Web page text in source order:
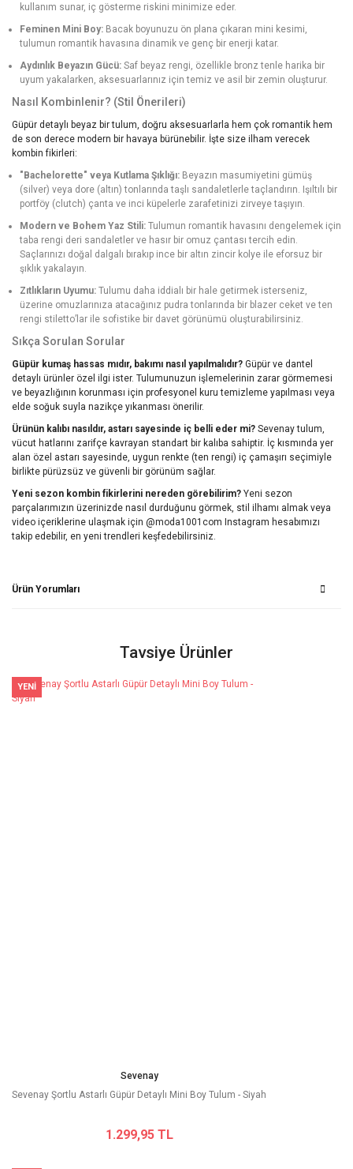
kullanım sunar, iç gösterme riskini minimize eder.
Feminen Mini Boy: Bacak boyunuzu ön plana çıkaran mini kesimi,
tulumun romantik havasına dinamik ve genç bir enerji katar.
Aydınlık Beyazın Gücü: Saf beyaz rengi, özellikle bronz tenle harika bir
uyum yakalarken, aksesuarlarınız için temiz ve asil bir zemin oluşturur.
Nasıl Kombinlenir? (Stil Önerileri)
Güpür detaylı beyaz bir tulum, doğru aksesuarlarla hem çok romantik hem
de son derece modern bir havaya bürünebilir. İşte size ilham verecek
kombin fikirleri:
"Bachelorette" veya Kutlama Şıklığı: Beyazın masumiyetini gümüş
(silver) veya dore (altın) tonlarında taşlı sandaletlerle taçlandırın. Işıltılı bir
portföy (clutch) çanta ve inci küpelerle zarafetinizi zirveye taşıyın.
Modern ve Bohem Yaz Stili: Tulumun romantik havasını dengelemek için
taba rengi deri sandaletler ve hasır bir omuz çantası tercih edin.
Saçlarınızı doğal dalgalı bırakıp ince bir altın zincir kolye ile eforsuz bir
şıklık yakalayın.
Zıtlıkların Uyumu: Tulumu daha iddialı bir hale getirmek isterseniz,
üzerine omuzlarınıza atacağınız pudra tonlarında bir blazer ceket ve ten
rengi stiletto’lar ile sofistike bir davet görünümü oluşturabilirsiniz.
Sıkça Sorulan Sorular
Güpür kumaş hassas mıdır, bakımı nasıl yapılmalıdır? Güpür ve dantel
detaylı ürünler özel ilgi ister. Tulumunuzun işlemelerinin zarar görmemesi
ve beyazlığının korunması için profesyonel kuru temizleme yapılması veya
elde soğuk suyla nazikçe yıkanması önerilir.
Ürünün kalıbı nasıldır, astarı sayesinde iç belli eder mi? Sevenay tulum,
vücut hatlarını zarifçe kavrayan standart bir kalıba sahiptir. İç kısmında yer
alan özel astarı sayesinde, uygun renkte (ten rengi) iç çamaşırı seçimiyle
birlikte pürüzsüz ve güvenli bir görünüm sağlar.
Yeni sezon kombin fikirlerini nereden görebilirim? Yeni sezon
parçalarımızın üzerinizde nasıl durduğunu görmek, stil ilhamı almak veya
video içeriklerine ulaşmak için @moda1001com Instagram hesabımızı
takip edebilir, en yeni trendleri keşfedebilirsiniz.
Ürün Yorumları
Bu ürüne ilk yorumu siz yapın!
Yorum Yaz
Tavsiye Ürünler
YENİ
Sevenay
Sevenay Şortlu Astarlı Güpür Detaylı Mini Boy Tulum - Siyah
1.299,95 TL